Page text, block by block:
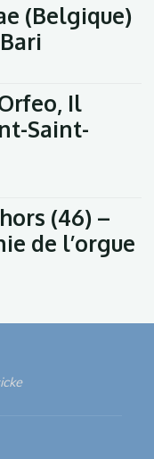
(Belgique)
Il
Saint-
(46) –
de l’orgue